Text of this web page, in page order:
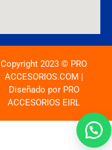
Copyright 2023 © PRO
ACCESORIOS.COM |
Diseñado por PRO
ACCESORIOS EIRL